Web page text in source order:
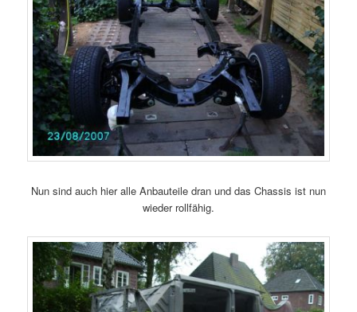
Nun sind auch hier alle Anbauteile dran und das Chassis ist nun
wieder rollfähig.